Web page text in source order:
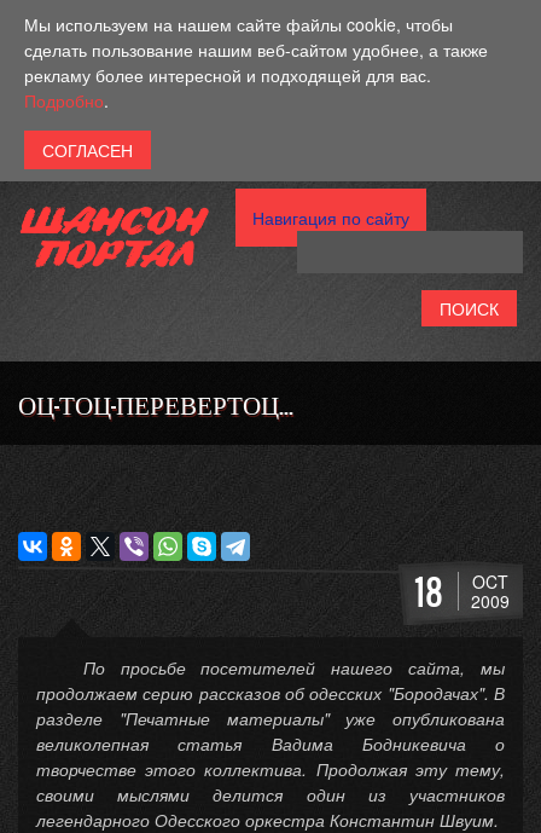
Мы используем на нашем сайте файлы cookie, чтобы
сделать пользование нашим веб-сайтом удобнее, а также
рекламу более интересной и подходящей для вас.
Подробно.
Навигация по сайту
ОЦ-ТОЦ-ПЕРЕВЕРТОЦ...
18
OCT
2009
По просьбе посетителей нашего сайта, мы
продолжаем серию рассказов об одесских "Бородачах". В
разделе "Печатные материалы" уже опубликована
великолепная статья Вадима Бодникевича о
творчестве этого коллектива. Продолжая эту тему,
своими мыслями делится один из участников
легендарного Одесского оркестра Константин Швуим.